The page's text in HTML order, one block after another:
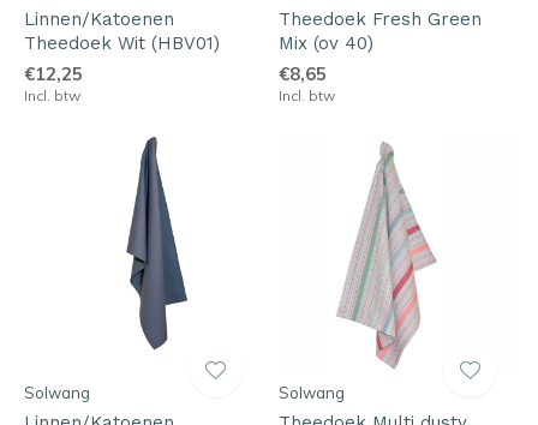
Linnen/Katoenen
Theedoek Wit (HBV01)
€12,25
Incl. btw
Theedoek Fresh Green
Mix (ov 40)
€8,65
Incl. btw
Solwang Solwang